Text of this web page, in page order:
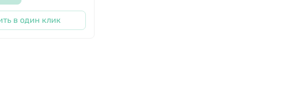
в один клик